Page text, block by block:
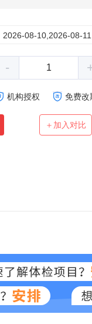
2026-08-10,2026-08-
-
机构授权 免费改
＋加入对比